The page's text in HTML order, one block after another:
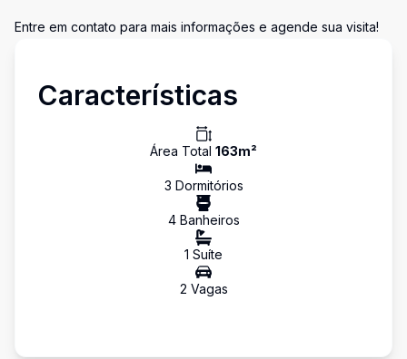
Entre em contato para mais informações e agende sua visita!
Características
Área Total 163m²
3 Dormitórios
4Banheiros
1 Suíte
2 Vagas